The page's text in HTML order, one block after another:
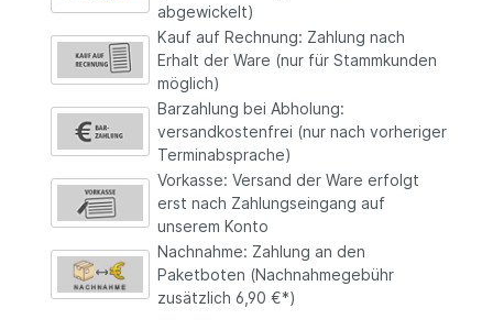
abgewickelt)
Kauf auf Rechnung: Zahlung nach
Erhalt der Ware (nur für Stammkunden
möglich)
Barzahlung bei Abholung:
versandkosten­frei (nur nach vorheriger
Terminabsprache)
Vorkasse: Versand der Ware erfolgt
erst nach Zahlungseingang auf
unserem Konto
Nachnahme: Zahlung an den
Paketboten (Nachnahmegebühr
zusätzlich 6,90 €*)